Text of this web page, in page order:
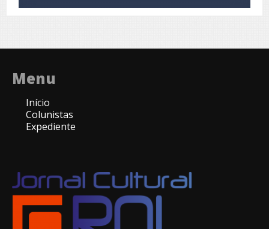
Menu
Início
Colunistas
Expediente